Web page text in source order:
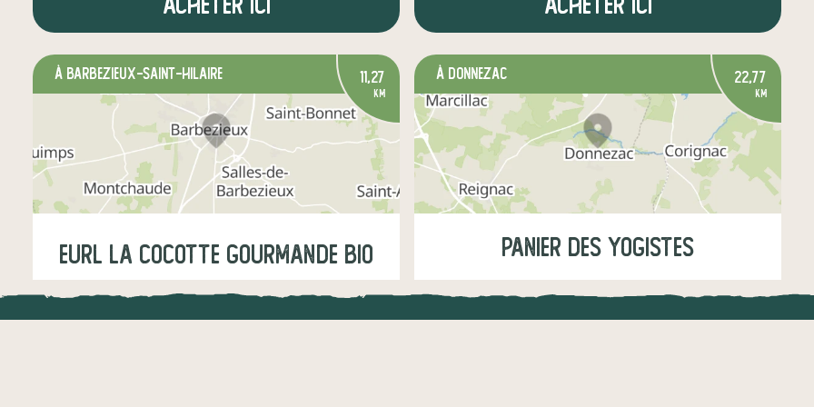
à Barbezieux-Saint-Hilaire 11,27
km
eurl la cocotte gourmande bio
Mercredi18:00-19:00
à Donnezac 22,77
km
Panier des yogistes